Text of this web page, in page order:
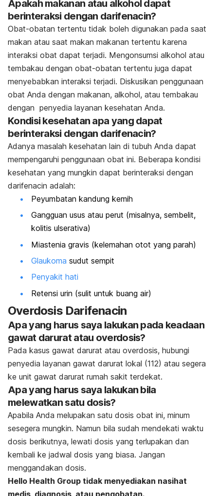
Apakah makanan atau alkohol dapat
berinteraksi dengan darifenacin?
Obat-obatan tertentu tidak boleh digunakan pada saat
makan atau saat makan makanan tertentu karena
interaksi obat dapat terjadi. Mengonsumsi alkohol atau
tembakau dengan obat-obatan tertentu juga dapat
menyebabkan interaksi terjadi. Diskusikan penggunaan
obat Anda dengan makanan, alkohol, atau tembakau
dengan penyedia layanan kesehatan Anda.
Kondisi kesehatan apa yang dapat
berinteraksi dengan darifenacin?
Adanya masalah kesehatan lain di tubuh Anda dapat
mempengaruhi penggunaan obat ini. Beberapa kondisi
kesehatan yang mungkin dapat berinteraksi dengan
darifenacin adalah:
Peyumbatan kandung kemih
Gangguan usus atau perut (misalnya, sembelit,
kolitis ulserativa)
Miastenia gravis (kelemahan otot yang parah)
Glaukoma sudut sempit
Penyakit hati
Retensi urin (sulit untuk buang air)
Overdosis Darifenacin
Apa yang harus saya lakukan pada keadaan
gawat darurat atau overdosis?
Pada kasus gawat darurat atau overdosis, hubungi
penyedia layanan gawat darurat lokal (112) atau segera
ke unit gawat darurat rumah sakit terdekat.
Apa yang harus saya lakukan bila
melewatkan satu dosis?
Apabila Anda melupakan satu dosis obat ini, minum
sesegera mungkin. Namun bila sudah mendekati waktu
dosis berikutnya, lewati dosis yang terlupakan dan
kembali ke jadwal dosis yang biasa. Jangan
menggandakan dosis.
Hello Health Group tidak menyediakan nasihat